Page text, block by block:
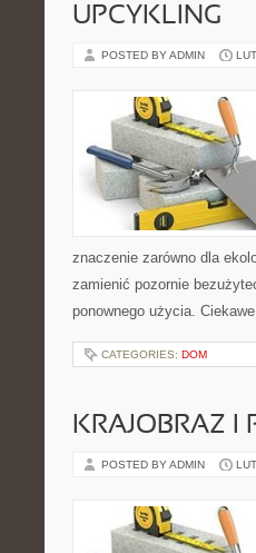
UPCYKLING
POSTED BY ADMIN
znaczenie zarówno dla
zamienić pozornie
ponownego użycia.
CATEGORIES: DOM
KRAJOBRAZ I
POSTED BY ADMIN